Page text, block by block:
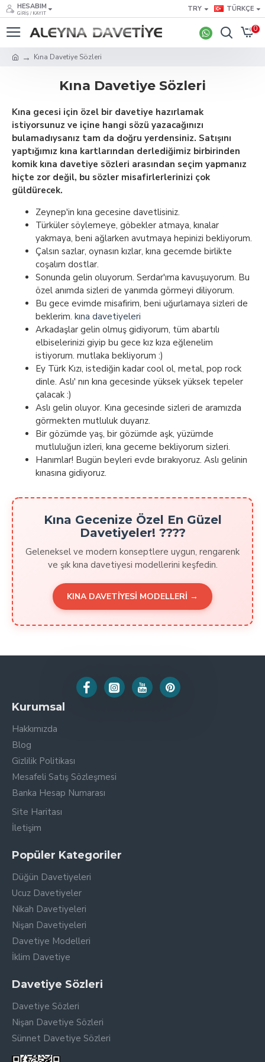
HESABIM
GIRIŞ / KAYIT
TRY TÜRKÇE
0
Kına Davetiye Sözleri
Kına Davetiye Sözleri
Kına gecesi için özel bir davetiye hazırlamak
istiyorsunuz ve içine hangi sözü yazacağınızı
bulamadıysanız tam da doğru yerdensiniz. Satışını
yaptığımız kına kartlarından derlediğimiz birbirinden
komik kına davetiye sözleri arasından seçim yapmanız
hiçte zor değil, bu sözler misafirlerlerinizi çok
güldürecek.
Zeynep'in kına gecesine davetlisiniz.
Türküler söylemeye, göbekler atmaya, kınalar
yakmaya, beni ağlarken avutmaya hepinizi bekliyorum.
Çalsın sazlar, oynasın kızlar, kına gecemde birlikte
coşalım dostlar.
Sonunda gelin oluyorum. Serdar'ıma kavuşuyorum. Bu
özel anımda sizleri de yanımda görmeyi diliyorum.
Bu gece evimde misafirim, beni uğurlamaya sizleri de
beklerim. kına davetiyeleri
Arkadaşlar gelin olmuş gidiyorum, tüm abartılı
elbiselerinizi giyip bu gece kız kıza eğlenelim
istiyorum. mutlaka bekliyorum :)
Ey Türk Kızı, istediğin kadar cool ol, metal, pop rock
dinle. Aslı' nın kına gecesinde yüksek yüksek tepeler
çalacak :)
Aslı gelin oluyor. Kına gecesinde sizleri de aramızda
görmekten mutluluk duyarız.
Bir gözümde yaş, bir gözümde aşk, yüzümde
mutluluğun izleri, kına geceme bekliyorum sizleri.
Hanımlar! Bugün beyleri evde bırakıyoruz. Aslı gelinin
kınasına gidiyoruz.
Kına Gecenize Özel En Güzel
Davetiyeler! ????
Geleneksel ve modern konseptlere uygun, rengarenk
ve şık kına davetiyesi modellerini keşfedin.
KINA DAVETİYESİ MODELLERİ →
Kurumsal
Hakkımızda
Blog
Gizlilik Politikası
Mesafeli Satış Sözleşmesi
Banka Hesap Numarası
Site Haritası
İletişim
Popüler Kategoriler
Düğün Davetiyeleri
Ucuz Davetiyeler
Nikah Davetiyeleri
Nişan Davetiyeleri
Davetiye Modelleri
İklim Davetiye
Davetiye Sözleri
Davetiye Sözleri
Nişan Davetiye Sözleri
Sünnet Davetiye Sözleri